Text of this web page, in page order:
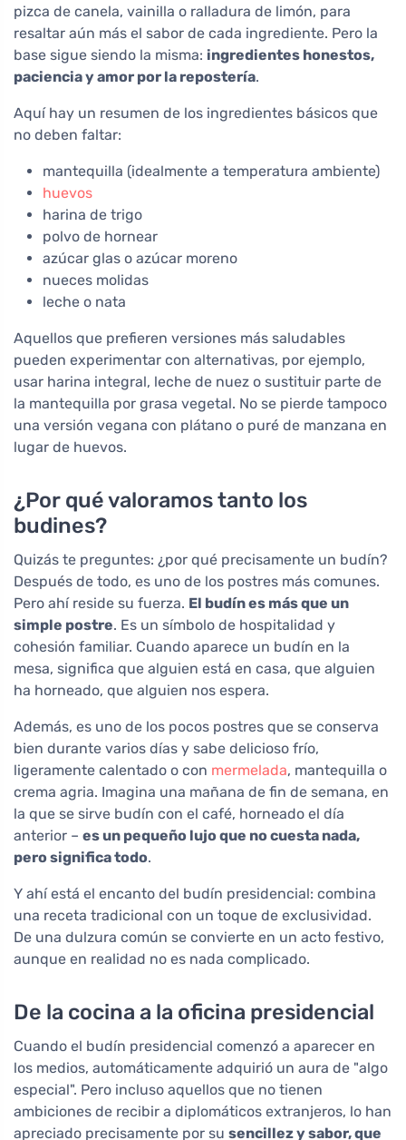
pizca de canela, vainilla o ralladura de limón, para
resaltar aún más el sabor de cada ingrediente. Pero la
base sigue siendo la misma: ingredientes honestos,
paciencia y amor por la repostería.
Aquí hay un resumen de los ingredientes básicos que
no deben faltar:
mantequilla (idealmente a temperatura ambiente)
huevos
harina de trigo
polvo de hornear
azúcar glas o azúcar moreno
nueces molidas
leche o nata
Aquellos que prefieren versiones más saludables
pueden experimentar con alternativas, por ejemplo,
usar harina integral, leche de nuez o sustituir parte de
la mantequilla por grasa vegetal. No se pierde tampoco
una versión vegana con plátano o puré de manzana en
lugar de huevos.
¿Por qué valoramos tanto los
budines?
Quizás te preguntes: ¿por qué precisamente un budín?
Después de todo, es uno de los postres más comunes.
Pero ahí reside su fuerza. El budín es más que un
simple postre. Es un símbolo de hospitalidad y
cohesión familiar. Cuando aparece un budín en la
mesa, significa que alguien está en casa, que alguien
ha horneado, que alguien nos espera.
Además, es uno de los pocos postres que se conserva
bien durante varios días y sabe delicioso frío,
ligeramente calentado o con mermelada, mantequilla o
crema agria. Imagina una mañana de fin de semana, en
la que se sirve budín con el café, horneado el día
anterior – es un pequeño lujo que no cuesta nada,
pero significa todo.
Y ahí está el encanto del budín presidencial: combina
una receta tradicional con un toque de exclusividad.
De una dulzura común se convierte en un acto festivo,
aunque en realidad no es nada complicado.
De la cocina a la oficina presidencial
Cuando el budín presidencial comenzó a aparecer en
los medios, automáticamente adquirió un aura de "algo
especial". Pero incluso aquellos que no tienen
ambiciones de recibir a diplomáticos extranjeros, lo han
apreciado precisamente por su sencillez y sabor, que